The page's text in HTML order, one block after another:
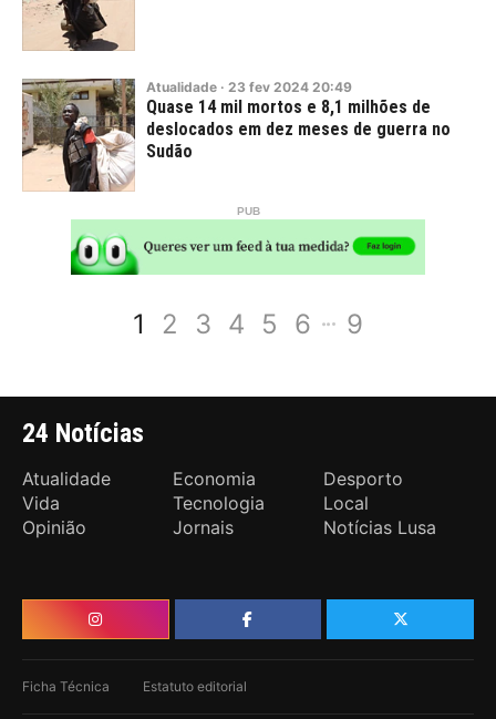
Atualidade · 23 fev 2024 20:49
Quase 14 mil mortos e 8,1 milhões de
deslocados em dez meses de guerra no
Sudão
1 2 3 4 5 6 9
24 Notícias
Atualidade Economia
Desporto
Vida
Tecnologia
Local
Opinião
Jornais Notícias Lusa
Ficha Técnica Estatuto editorial